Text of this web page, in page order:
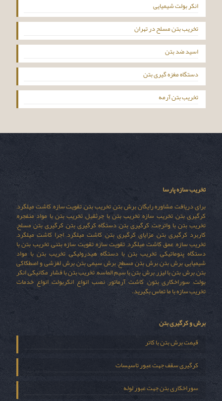
انکر بولت شیمیایی
تخریب بتن مسلح در تهران
اسید ضد بتن
دستگاه مغزه گیری بتن
تخریب بتن آرمه
تخریب سازه پارسا
برای دریافت مشاوره رایگان برش بتن, تخریب بتن, تقویت سازه, کاشت میلگرد,
کرگیری بتن, تخریب سازه, تخریب بتن با جرثقیل, تخریب بتن با مواد منفجره,
تخریب بتن با واترجت, کرگیری بتن, دستگاه کرگیری بتن, کرگیری بتن مسلح,
کاربرد کرگیری بتن, مزایای کرگیری بتن, کاشت میلگرد, اجرا کاشت میلگرد,
تخریب سازه, عمق کاشت میلگرد, تقویت سازه, تقویت سازه بتنی, تخریب بتن با
دستگاه پنوماتیکی, تخریب بتن با دستگاه هیدرولیکی, تخریب بتن با مواد
شیمیایی, برش بتن, برش بتن مسطح, برش سیمی بتن, برش لغزشی و اصطکاکی
بتن, برش بتن با لیزر, برش بتن با سیم الماسه, تخریب بتن با فشار مکانیکی, انکر
بولت, سوراخکاری بتون, کاشت آرماتور, نصب انواع انکربولت, انواع خدمات
تخریب سازه با ما تماس بگیرید.
برش و کرگیری بتن
قیمت برش بتن با کاتر
کرگیری سقف جهت عبور تاسیسات
سوراخکاری بتن جهت عبور لوله